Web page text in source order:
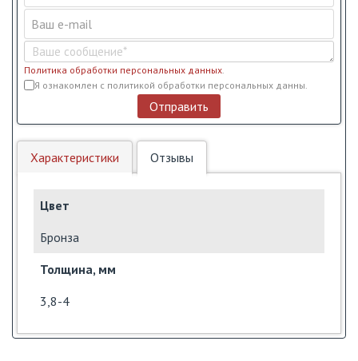
Политика обработки персональных данных.
Условия обслуживания*
Я ознакомлен с политикой обработки персональных данны.
Отправить
Характеристики Отзывы
Цвет
Бронза
Толщина, мм
3,8-4